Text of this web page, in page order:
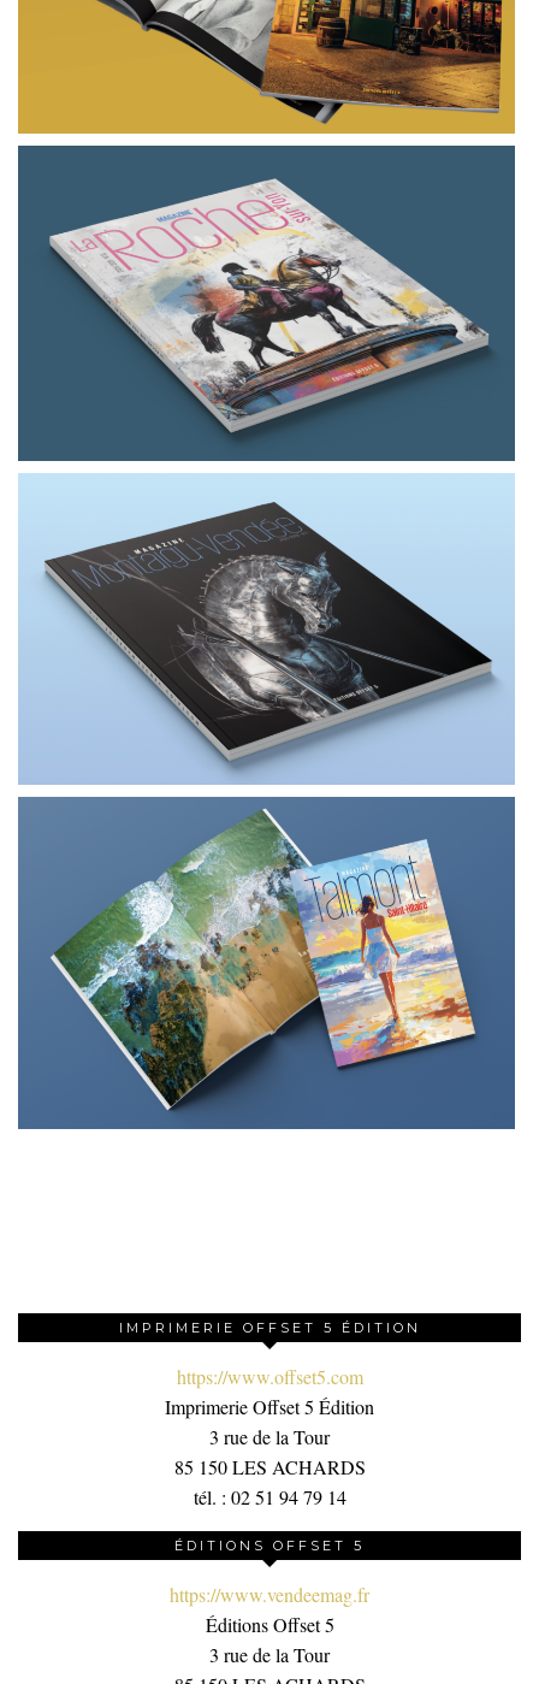
IMPRIMERIE OFFSET 5 ÉDITION
https://www.offset5.com
Imprimerie Offset 5 Édition
3 rue de la Tour
85 150 LES ACHARDS
tél. : 02 51 94 79 14
ÉDITIONS OFFSET 5
https://www.vendeemag.fr
Éditions Offset 5
3 rue de la Tour